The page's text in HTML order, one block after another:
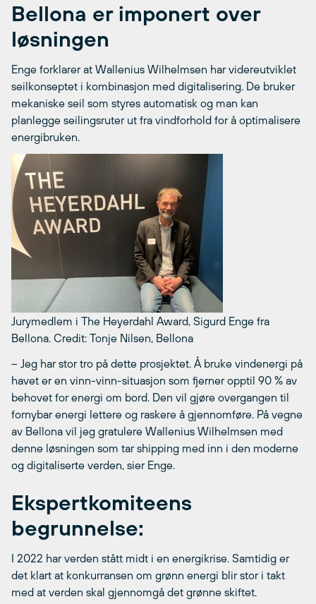
Bellona er imponert over
løsningen
Enge forklarer at Wallenius Wilhelmsen har videreutviklet
seilkonseptet i kombinasjon med digitalisering. De bruker
mekaniske seil som styres automatisk og man kan
planlegge seilingsruter ut fra vindforhold for å optimalisere
energibruken.
Jurymedlem i The Heyerdahl Award, Sigurd Enge fra
Bellona. Credit: Tonje Nilsen, Bellona
– Jeg har stor tro på dette prosjektet. Å bruke vindenergi på
havet er en vinn-vinn-situasjon som fjerner opptil 90 % av
behovet for energi om bord. Den vil gjøre overgangen til
fornybar energi lettere og raskere å gjennomføre. På vegne
av Bellona vil jeg gratulere Wallenius Wilhelmsen med
denne løsningen som tar shipping med inn i den moderne
og digitaliserte verden, sier Enge.
Ekspertkomiteens
begrunnelse:
I 2022 har verden stått midt i en energikrise. Samtidig er
det klart at konkurransen om grønn energi blir stor i takt
med at verden skal gjennomgå det grønne skiftet.